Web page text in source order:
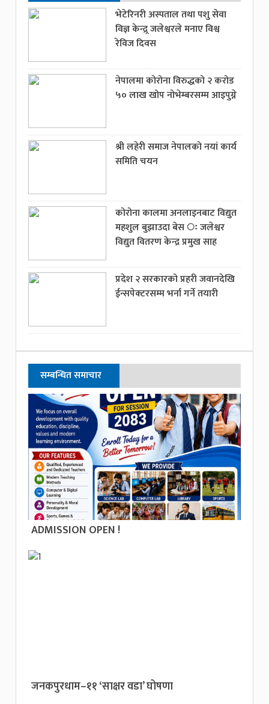
भेटेरिनरी अस्पताल तथा पशु सेवा
विज्ञ केन्द्र्र जलेश्वरले मनाए विश्व
रेविज दिवस
नेपालमा कोरोना विरुद्धको २ करोड
५० लाख खोप नोभेम्बरसम्म आइपुग्ने
श्री लहेरी समाज नेपालको नयां कार्य
समिति चयन
कोरोना कालमा अनलाइनबाट विद्युत
महशुल बुझाउदा बेस ः जलेश्वर
विद्युत वितरण केन्द्र प्रमुख साह
प्रदेश २ सरकारको प्रहरी जवानदेखि
ईन्सपेक्टरसम्म भर्ना गर्ने तयारी
सम्बन्धित समाचार
ADMISSION OPEN !
जनकपुरधाम–११ ‘साक्षर वडा’ घोषणा